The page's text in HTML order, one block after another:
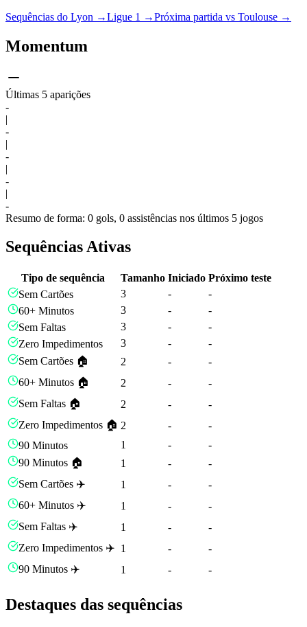
Sequências do Lyon →Ligue 1 →Próxima partida vs Toulouse →
Momentum
Últimas 5 aparições
-
|
-
|
-
|
-
|
-
Resumo de forma: 0 gols, 0 assistências nos últimos 5 jogos
Sequências Ativas
Tipo de sequência Tamanho Iniciado Próximo teste
Sem Cartões
3 -
-
60+ Minutos
3 -
-
Sem Faltas
3 -
-
Zero Impedimentos
3 -
-
Sem Cartões 🏠
2 -
-
60+ Minutos 🏠
2 -
-
Sem Faltas 🏠
2 -
-
Zero Impedimentos 🏠 2 -
-
90 Minutos
1 -
-
90 Minutos 🏠
1 -
-
Sem Cartões ✈️
1 -
-
60+ Minutos ✈️
1 -
-
Sem Faltas ✈️
1 -
-
Zero Impedimentos ✈️ 1 -
-
90 Minutos ✈️
1 - -
Destaques das sequências